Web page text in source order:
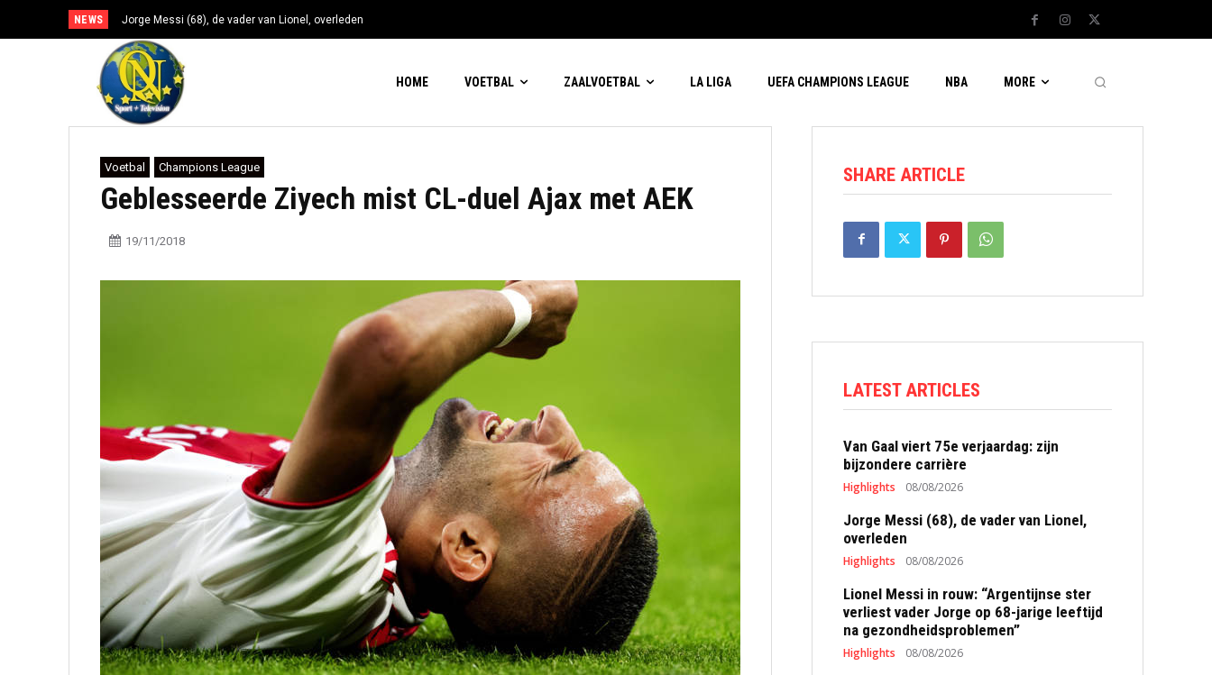
NEWS Jorge Messi (68), de vader van Lionel, overleden
HOME VOETBAL ZAALVOETBAL LA LIGA UEFA CHAMPIONS LEAGUE NBA MORE
Voetbal Champions League
Geblesseerde Ziyech mist CL-duel Ajax met AEK
19/11/2018
SHARE ARTICLE
LATEST ARTICLES
Van Gaal viert 75e verjaardag: zijn
bijzondere carrière
Highlights 08/08/2026
Jorge Messi (68), de vader van Lionel,
overleden
Highlights 08/08/2026
Lionel Messi in rouw: “Argentijnse ster
verliest vader Jorge op 68-jarige leeftijd
na gezondheidsproblemen”
Highlights 08/08/2026